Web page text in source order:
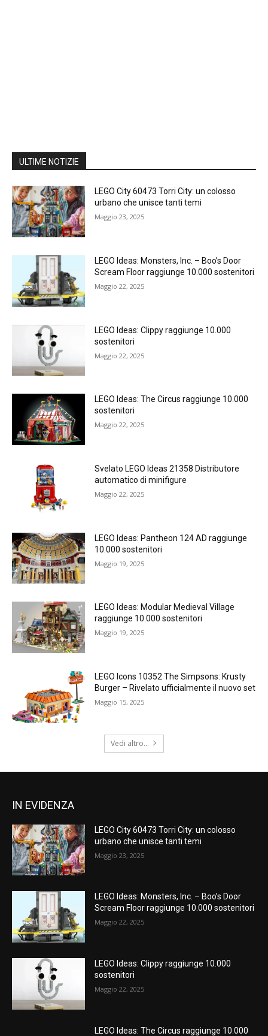
ULTIME NOTIZIE
LEGO City 60473 Torri City: un colosso
urbano che unisce tanti temi
Maggio 23, 2025
LEGO Ideas: Monsters, Inc. – Boo’s Door
Scream Floor raggiunge 10.000 sostenitori
Maggio 22, 2025
LEGO Ideas: Clippy raggiunge 10.000
sostenitori
Maggio 22, 2025
LEGO Ideas: The Circus raggiunge 10.000
sostenitori
Maggio 22, 2025
Svelato LEGO Ideas 21358 Distributore
automatico di minifigure
Maggio 22, 2025
LEGO Ideas: Pantheon 124 AD raggiunge
10.000 sostenitori
Maggio 19, 2025
LEGO Ideas: Modular Medieval Village
raggiunge 10.000 sostenitori
Maggio 19, 2025
LEGO Icons 10352 The Simpsons: Krusty
Burger – Rivelato ufficialmente il nuovo set
Maggio 15, 2025
Vedi altro...
IN EVIDENZA
LEGO City 60473 Torri City: un colosso
urbano che unisce tanti temi
Maggio 23, 2025
LEGO Ideas: Monsters, Inc. – Boo’s Door
Scream Floor raggiunge 10.000 sostenitori
Maggio 22, 2025
LEGO Ideas: Clippy raggiunge 10.000
sostenitori
Maggio 22, 2025
LEGO Ideas: The Circus raggiunge 10.000